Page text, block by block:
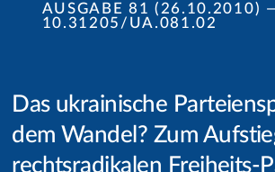
AUSGABE 81 (26.10.2010)
10.31205/UA.081.02
Das ukrainische
dem Wandel? Zum
rechtsradikalen Freiheits-